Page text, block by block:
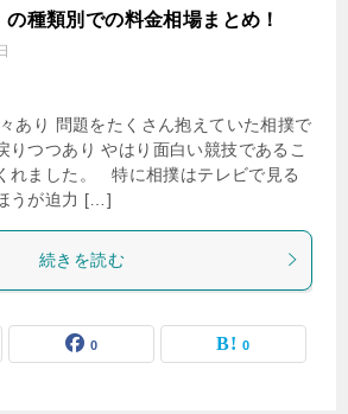
の種類別での料金相場まとめ！
あり 問題をたくさん抱えていた相撲で
りつつあり やはり面白い競技であるこ
れました。 特に相撲はテレビで見る
うが迫力 […]
続きを読む
0 0